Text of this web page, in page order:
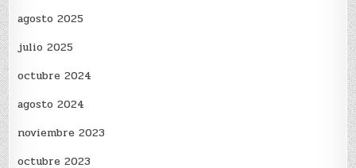
agosto 2025
julio 2025
octubre 2024
agosto 2024
noviembre 2023
octubre 2023